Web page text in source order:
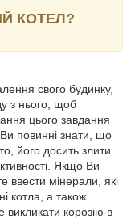
КОТЕЛ?
свого будинку,
з нього, щоб
цього завдання
повинні знати, що
його досить злити
Якщо Ви
ввести мінерали, які
котла, а також
викликати корозію в